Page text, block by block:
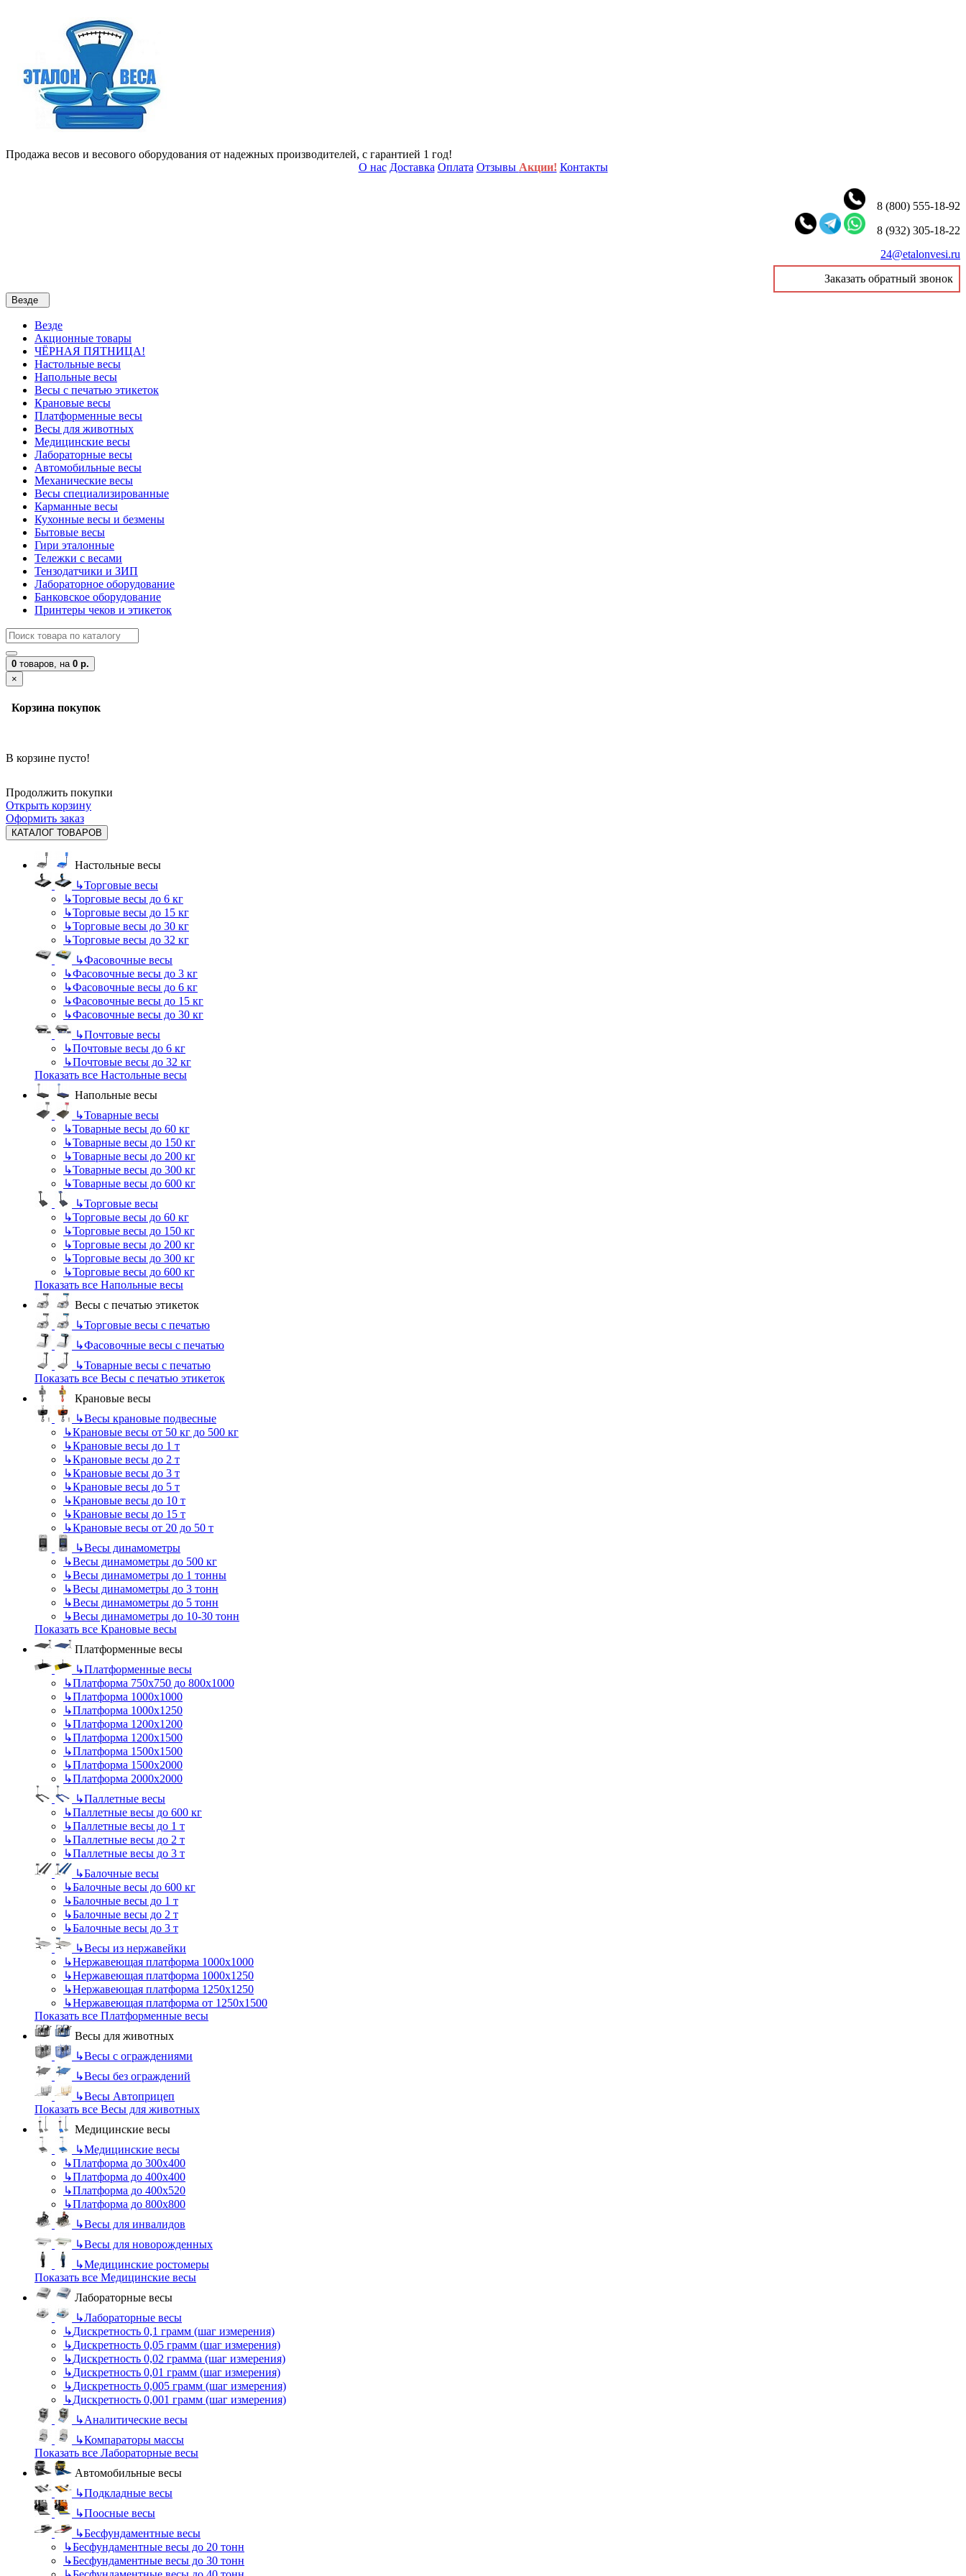
Продажа весов и весового оборудования от надежных производителей, с гарантией 1 год!
О нас Доставка Оплата Отзывы Акции! Контакты
8 (800) 555-18-92
8 (932) 305-18-22
24@etalonvesi.ru
Заказать обратный звонок
Везде
Везде
Акционные товары
ЧЁРНАЯ ПЯТНИЦА!
Настольные весы
Напольные весы
Весы с печатью этикеток
Крановые весы
Платформенные весы
Весы для животных
Медицинские весы
Лабораторные весы
Автомобильные весы
Механические весы
Весы специализированные
Карманные весы
Кухонные весы и безмены
Бытовые весы
Гири эталонные
Тележки с весами
Тензодатчики и ЗИП
Лабораторное оборудование
Банковское оборудование
Принтеры чеков и этикеток
0 товаров, на 0 р.
×
Корзина покупок
В корзине пусто!
Продолжить покупки
Открыть корзину
Оформить заказ
КАТАЛОГ ТОВАРОВ
Настольные весы
↳Торговые весы
↳Торговые весы до 6 кг
↳Торговые весы до 15 кг
↳Торговые весы до 30 кг
↳Торговые весы до 32 кг
↳Фасовочные весы
↳Фасовочные весы до 3 кг
↳Фасовочные весы до 6 кг
↳Фасовочные весы до 15 кг
↳Фасовочные весы до 30 кг
↳Почтовые весы
↳Почтовые весы до 6 кг
↳Почтовые весы до 32 кг
Показать все Настольные весы
Напольные весы
↳Товарные весы
↳Товарные весы до 60 кг
↳Товарные весы до 150 кг
↳Товарные весы до 200 кг
↳Товарные весы до 300 кг
↳Товарные весы до 600 кг
↳Торговые весы
↳Торговые весы до 60 кг
↳Торговые весы до 150 кг
↳Торговые весы до 200 кг
↳Торговые весы до 300 кг
↳Торговые весы до 600 кг
Показать все Напольные весы
Весы с печатью этикеток
↳Торговые весы с печатью
↳Фасовочные весы с печатью
↳Товарные весы с печатью
Показать все Весы с печатью этикеток
Крановые весы
↳Весы крановые подвесные
↳Крановые весы от 50 кг до 500 кг
↳Крановые весы до 1 т
↳Крановые весы до 2 т
↳Крановые весы до 3 т
↳Крановые весы до 5 т
↳Крановые весы до 10 т
↳Крановые весы до 15 т
↳Крановые весы от 20 до 50 т
↳Весы динамометры
↳Весы динамометры до 500 кг
↳Весы динамометры до 1 тонны
↳Весы динамометры до 3 тонн
↳Весы динамометры до 5 тонн
↳Весы динамометры до 10-30 тонн
Показать все Крановые весы
Платформенные весы
↳Платформенные весы
↳Платформа 750х750 до 800х1000
↳Платформа 1000х1000
↳Платформа 1000х1250
↳Платформа 1200х1200
↳Платформа 1200х1500
↳Платформа 1500х1500
↳Платформа 1500х2000
↳Платформа 2000х2000
↳Паллетные весы
↳Паллетные весы до 600 кг
↳Паллетные весы до 1 т
↳Паллетные весы до 2 т
↳Паллетные весы до 3 т
↳Балочные весы
↳Балочные весы до 600 кг
↳Балочные весы до 1 т
↳Балочные весы до 2 т
↳Балочные весы до 3 т
↳Весы из нержавейки
↳Нержавеющая платформа 1000х1000
↳Нержавеющая платформа 1000х1250
↳Нержавеющая платформа 1250х1250
↳Нержавеющая платформа от 1250х1500
Показать все Платформенные весы
Весы для животных
↳Весы с ограждениями
↳Весы без ограждений
↳Весы Автоприцеп
Показать все Весы для животных
Медицинские весы
↳Медицинские весы
↳Платформа до 300х400
↳Платформа до 400х400
↳Платформа до 400х520
↳Платформа до 800х800
↳Весы для инвалидов
↳Весы для новорожденных
↳Медицинские ростомеры
Показать все Медицинские весы
Лабораторные весы
↳Лабораторные весы
↳Дискретность 0,1 грамм (шаг измерения)
↳Дискретность 0,05 грамм (шаг измерения)
↳Дискретность 0,02 грамма (шаг измерения)
↳Дискретность 0,01 грамм (шаг измерения)
↳Дискретность 0,005 грамм (шаг измерения)
↳Дискретность 0,001 грамм (шаг измерения)
↳Аналитические весы
↳Компараторы массы
Показать все Лабораторные весы
Автомобильные весы
↳Подкладные весы
↳Поосные весы
↳Бесфундаментные весы
↳Бесфундаментные весы до 20 тонн
↳Бесфундаментные весы до 30 тонн